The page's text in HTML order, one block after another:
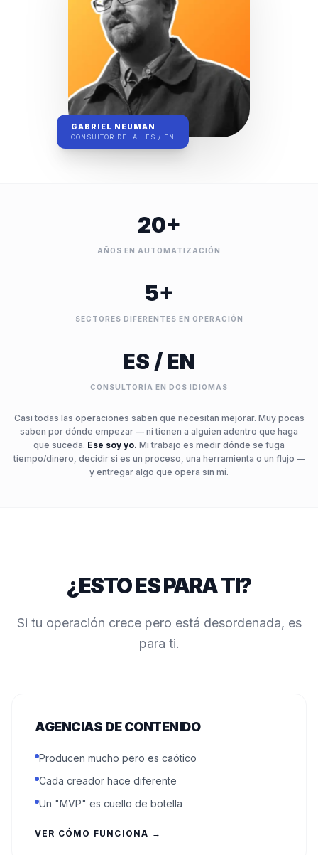
GABRIEL NEUMAN
CONSULTOR DE IA · ES / EN
20+
AÑOS EN AUTOMATIZACIÓN
5+
SECTORES DIFERENTES EN OPERACIÓN
ES / EN
CONSULTORÍA EN DOS IDIOMAS
Casi todas las operaciones saben que necesitan mejorar. Muy pocas
saben por dónde empezar — ni tienen a alguien adentro que haga
que suceda. Ese soy yo. Mi trabajo es medir dónde se fuga
tiempo/dinero, decidir si es un proceso, una herramienta o un flujo —
y entregar algo que opera sin mí.
¿ESTO ES PARA TI?
Si tu operación crece pero está desordenada, es
para ti.
AGENCIAS DE CONTENIDO
Producen mucho pero es caótico
Cada creador hace diferente
Un "MVP" es cuello de botella
VER CÓMO FUNCIONA →